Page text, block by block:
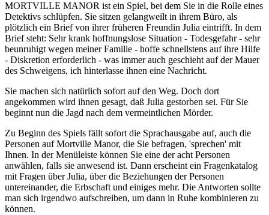
MORTVILLE MANOR ist ein Spiel, bei dem Sie in die Rolle eines
Detektivs schlüpfen. Sie sitzen gelangweilt in ihrem Büro, als
plötzlich ein Brief von ihrer früheren Freundin Julia eintrifft. In dem
Brief steht: Sehr krank hoffnungslose Situation - Todesgefahr - sehr
beunruhigt wegen meiner Familie - hoffe schnellstens auf ihre Hilfe
- Diskretion erforderlich - was immer auch geschieht auf der Mauer
des Schweigens, ich hinterlasse ihnen eine Nachricht.
Sie machen sich natürlich sofort auf den Weg. Doch dort
angekommen wird ihnen gesagt, daß Julia gestorben sei. Für Sie
beginnt nun die Jagd nach dem vermeintlichen Mörder.
Zu Beginn des Spiels fällt sofort die Sprachausgabe auf, auch die
Personen auf Mortville Manor, die Sie befragen, 'sprechen' mit
Ihnen. In der Menüleiste können Sie eine der acht Personen
anwählen, falls sie anwesend ist. Dann erscheint ein Fragenkatalog
mit Fragen über Julia, über die Beziehungen der Personen
untereinander, die Erbschaft und einiges mehr. Die Antworten sollte
man sich irgendwo aufschreiben, um dann in Ruhe kombinieren zu
können.